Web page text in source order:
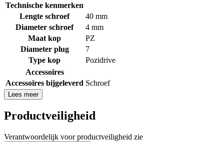
Technische kenmerken
Lengte schroef
40 mm
Diameter schroef
4 mm
Maat kop
PZ
Diameter plug
7
Type kop
Pozidrive
Accessoires
Accessoires bijgeleverd Schroef
Lees meer
Productveiligheid
Verantwoordelijk voor productveiligheid zie